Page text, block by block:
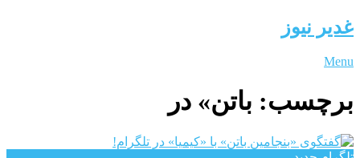
غدیر نیوز
Menu
برچسب: باتن» در